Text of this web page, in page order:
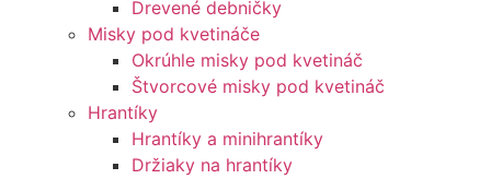
Drevené debničky
Misky pod kvetináče
Okrúhle misky pod kvetináč
Štvorcové misky pod kvetináč
Hrantíky
Hrantíky a minihrantíky
Držiaky na hrantíky